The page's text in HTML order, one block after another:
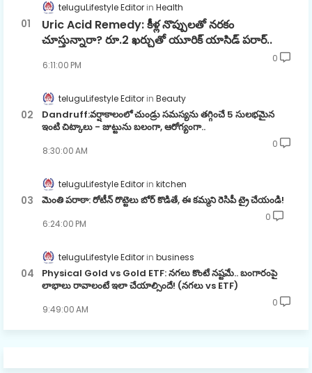
teluguLifestyle Editor Health
Uric Acid Remedy: కీళ్ల నొప్పులతో నరకం
చూస్తున్నారా? రూ.2 ఖర్చుతో యూరిక్ యాసిడ్ పరార్..
6:11:00 PM
0
teluguLifestyle Editor Beauty
Dandruff:వర్షాకాలంలో చుండ్రు సమస్యను తగ్గించే 5 సులభమైన
ఇంటి చిట్కాలు - జుట్టును బలంగా, ఆరోగ్యంగా..
8:30:00 AM
0
teluguLifestyle Editor kitchen
మెంతి పరాఠా: రోటీన్ రొట్టెలు బోర్ కొడితే, ఈ కమ్మని రెసిపీ ట్రై చేయండి!
6:24:00 PM
0
teluguLifestyle Editor business
Physical Gold vs Gold ETF: నగలు కొంటే నష్టమే.. బంగారంపై
లాభాలు రావాలంటే ఇలా చేయాల్సిందే! (నగలు vs ETF)
9:49:00 AM
0